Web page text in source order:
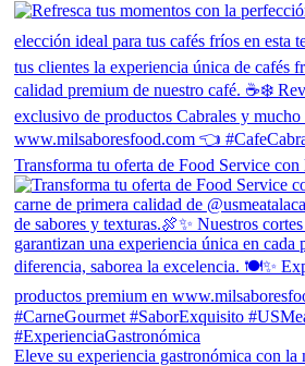
Transforma tu oferta de Food Service con
Eleve su experiencia gastronómica con la